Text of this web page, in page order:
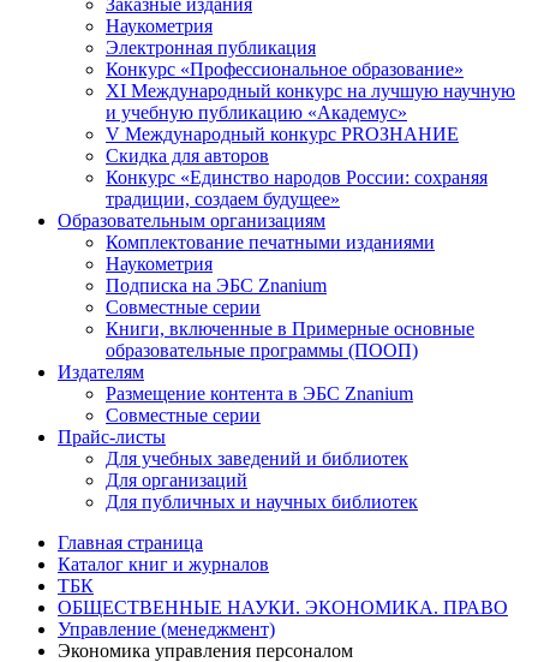
Заказные издания
Наукометрия
Электронная публикация
Конкурс «Профессиональное образование»
XI Международный конкурс на лучшую научную
и учебную публикацию «Академус»
V Международный конкурс PROЗНАНИЕ
Скидка для авторов
Конкурс «Единство народов России: сохраняя
традиции, создаем будущее»
Образовательным организациям
Комплектование печатными изданиями
Наукометрия
Подписка на ЭБС Znanium
Совместные серии
Книги, включенные в Примерные основные
образовательные программы (ПООП)
Издателям
Размещение контента в ЭБС Znanium
Совместные серии
Прайс-листы
Для учебных заведений и библиотек
Для организаций
Для публичных и научных библиотек
Главная страница
Каталог книг и журналов
ТБК
ОБЩЕСТВЕННЫЕ НАУКИ. ЭКОНОМИКА. ПРАВО
Управление (менеджмент)
Экономика управления персоналом